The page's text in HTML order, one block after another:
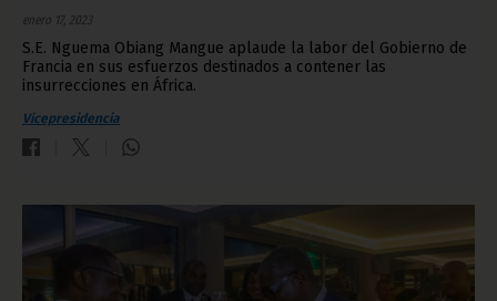
enero 17, 2023
S.E. Nguema Obiang Mangue aplaude la labor del Gobierno de
Francia en sus esfuerzos destinados a contener las
insurrecciones en África.
Vicepresidencia